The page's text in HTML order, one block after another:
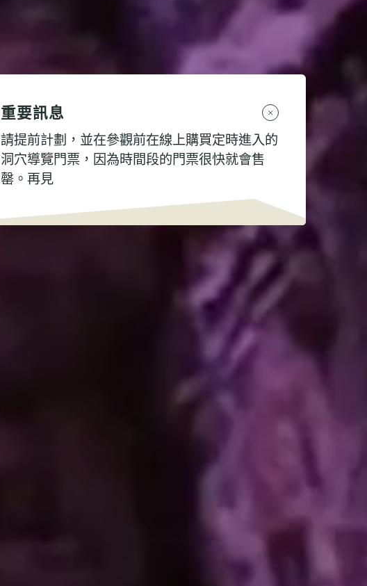
重要訊息
請提前計劃，並在參觀前在線上購買定時進入的
洞穴導覽門票，因為時間段的門票很快就會售
罄。再見